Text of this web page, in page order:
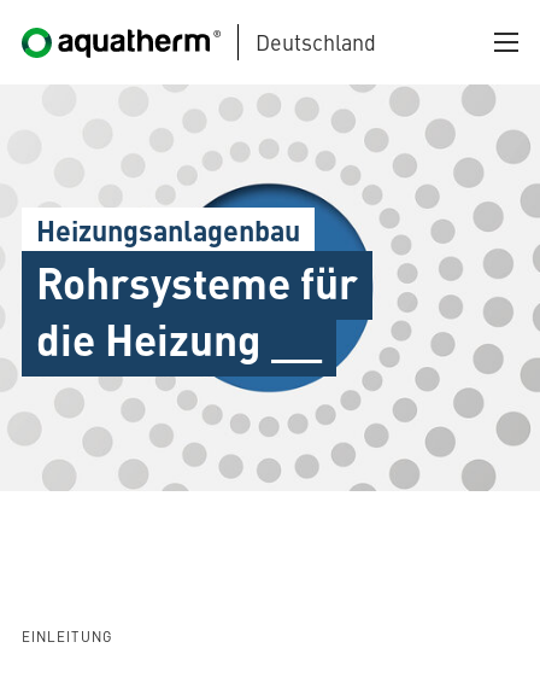
Zum Hauptinhalt springen
Deutschland
AQUATHERM BLUE
AQUATHERM RED
Heizungsanlagenbau
Rohrsysteme für
die Heizung __
EINLEITUNG